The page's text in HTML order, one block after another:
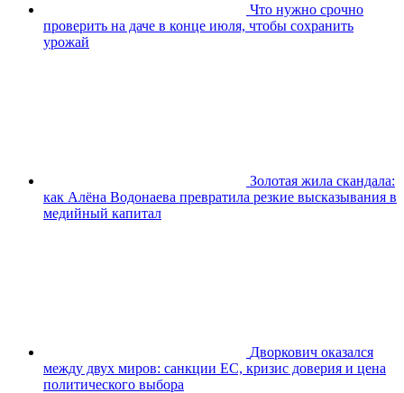
Что нужно срочно
проверить на даче в конце июля, чтобы сохранить
урожай
Золотая жила скандала:
как Алёна Водонаева превратила резкие высказывания в
медийный капитал
Дворкович оказался
между двух миров: санкции ЕС, кризис доверия и цена
политического выбора